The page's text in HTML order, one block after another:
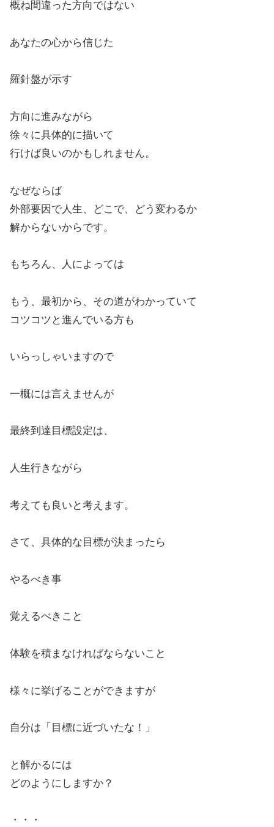
概ね間違った方向ではない
あなたの心から信じた
羅針盤が示す
方向に進みながら
徐々に具体的に描いて
行けば良いのかもしれません。
なぜならば
外部要因で人生、どこで、どう変わるか
解からないからです。
もちろん、人によっては
もう、最初から、その道がわかっていて
コツコツと進んでいる方も
いらっしゃいますので
一概には言えませんが
最終到達目標設定は、
人生行きながら
考えても良いと考えます。
さて、具体的な目標が決まったら
やるべき事
覚えるべきこと
体験を積まなければならないこと
様々に挙げることができますが
自分は「目標に近づいたな！」
と解かるには
どのようにしますか？
・・・